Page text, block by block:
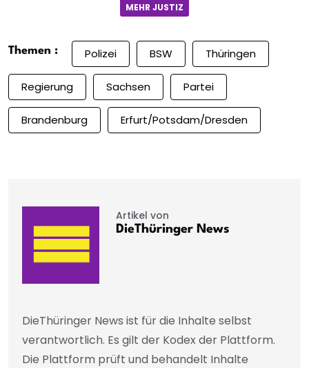
MEHR JUSTIZ
Themen : Polizei BSW Thüringen
Regierung Sachsen Partei
Brandenburg Erfurt/Potsdam/Dresden
Artikel von
DieThüringer News
DieThüringer News ist für die Inhalte selbst
verantwortlich. Es gilt der Kodex der Plattform.
Die Plattform prüft und behandelt Inhalte